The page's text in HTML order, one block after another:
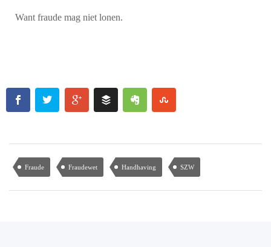
Want fraude mag niet lonen.
Fraude Fraudewet Handhaving SZW